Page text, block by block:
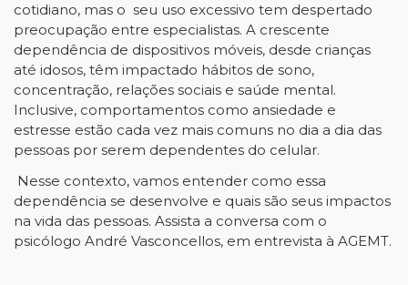
cotidiano, mas o seu uso excessivo tem despertado
preocupação entre especialistas. A crescente
dependência de dispositivos móveis, desde crianças
até idosos, têm impactado hábitos de sono,
concentração, relações sociais e saúde mental.
Inclusive, comportamentos como ansiedade e
estresse estão cada vez mais comuns no dia a dia das
pessoas por serem dependentes do celular.
Nesse contexto, vamos entender como essa
dependência se desenvolve e quais são seus impactos
na vida das pessoas. Assista a conversa com o
psicólogo André Vasconcellos, em entrevista à AGEMT.